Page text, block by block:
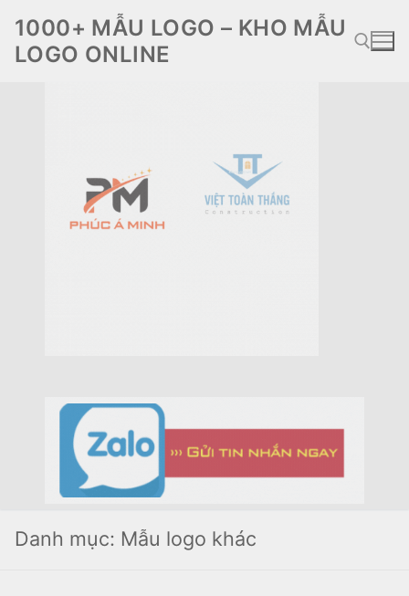
đến
nội
1000+ MẪU LOGO – KHO MẪU
LOGO ONLINE
Danh mục: Mẫu logo khác